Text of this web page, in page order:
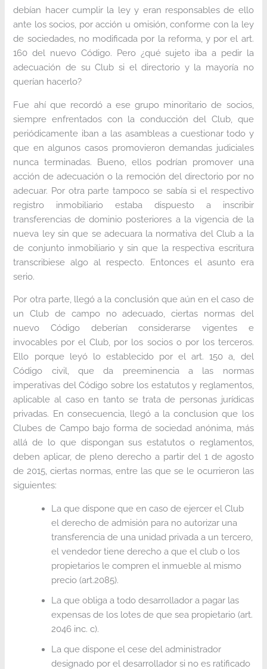
debían hacer cumplir la ley y eran responsables de ello
ante los socios, por acción u omisión, conforme con la ley
de sociedades, no modificada por la reforma, y por el art.
160 del nuevo Código. Pero ¿qué sujeto iba a pedir la
adecuación de su Club si el directorio y la mayoría no
querían hacerlo?
Fue ahí que recordó a ese grupo minoritario de socios,
siempre enfrentados con la conducción del Club, que
periódicamente iban a las asambleas a cuestionar todo y
que en algunos casos promovieron demandas judiciales
nunca terminadas. Bueno, ellos podrían promover una
acción de adecuación o la remoción del directorio por no
adecuar. Por otra parte tampoco se sabía si el respectivo
registro inmobiliario estaba dispuesto a inscribir
transferencias de dominio posteriores a la vigencia de la
nueva ley sin que se adecuara la normativa del Club a la
de conjunto inmobiliario y sin que la respectiva escritura
transcribiese algo al respecto. Entonces el asunto era
serio.
Por otra parte, llegó a la conclusión que aún en el caso de
un Club de campo no adecuado, ciertas normas del
nuevo Código deberían considerarse vigentes e
invocables por el Club, por los socios o por los terceros.
Ello porque leyó lo establecido por el art. 150 a, del
Código civil, que da preeminencia a las normas
imperativas del Código sobre los estatutos y reglamentos,
aplicable al caso en tanto se trata de personas jurídicas
privadas. En consecuencia, llegó a la conclusion que los
Clubes de Campo bajo forma de sociedad anónima, más
allá de lo que dispongan sus estatutos o reglamentos,
deben aplicar, de pleno derecho a partir del 1 de agosto
de 2015, ciertas normas, entre las que se le ocurrieron las
siguientes:
La que dispone que en caso de ejercer el Club
el derecho de admisión para no autorizar una
transferencia de una unidad privada a un tercero,
el vendedor tiene derecho a que el club o los
propietarios le compren el inmueble al mismo
precio (art.2085).
La que obliga a todo desarrollador a pagar las
expensas de los lotes de que sea propietario (art.
2046 inc. c).
La que dispone el cese del administrador
designado por el desarrollador si no es ratificado